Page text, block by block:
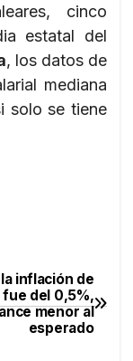
cinco
estatal del
, los datos de
mediana
solo se tiene
inflación de
del 0,5%,
menor al
esperado